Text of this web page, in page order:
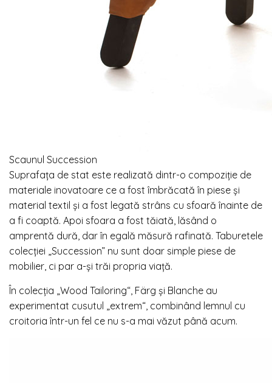
Scaunul Succession
Suprafața de stat este realizată dintr-o compoziție de
materiale inovatoare ce a fost îmbrăcată în piese și
material textil și a fost legată strâns cu sfoară înainte de
a fi coaptă. Apoi sfoara a fost tăiată, lăsând o
amprentă dură, dar în egală măsură rafinată. Taburetele
colecției „Succession” nu sunt doar simple piese de
mobilier, ci par a-și trăi propria viață.
În colecția „Wood Tailoring“, Färg și Blanche au
experimentat cusutul „extrem“, combinând lemnul cu
croitoria într-un fel ce nu s-a mai văzut până acum.